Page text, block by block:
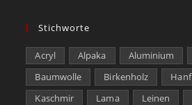
Stichworte
Acryl Alpaka Aluminium
Baumwolle
Birkenholz Hanf
Kaschmir
Lama Leinen